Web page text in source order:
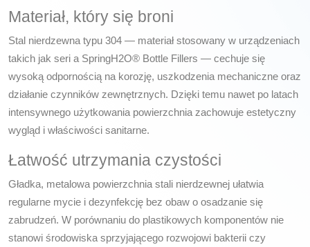
Materiał, który się broni
Stal nierdzewna typu 304 — materiał stosowany w urządzeniach
takich jak seri a SpringH2O® Bottle Fillers — cechuje się
wysoką odpornością na korozję, uszkodzenia mechaniczne oraz
działanie czynników zewnętrznych. Dzięki temu nawet po latach
intensywnego użytkowania powierzchnia zachowuje estetyczny
wygląd i właściwości sanitarne.
Łatwość utrzymania czystości
Gładka, metalowa powierzchnia stali nierdzewnej ułatwia
regularne mycie i dezynfekcję bez obaw o osadzanie się
zabrudzeń. W porównaniu do plastikowych komponentów nie
stanowi środowiska sprzyjającego rozwojowi bakterii czy